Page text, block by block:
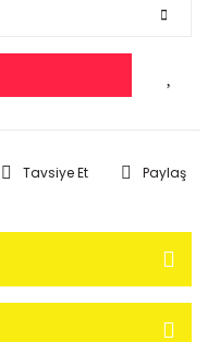
Tavsiye Et Paylaş